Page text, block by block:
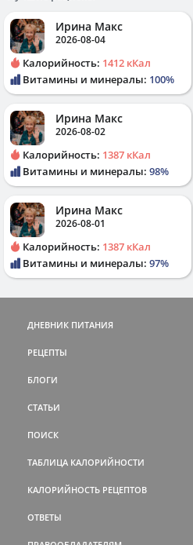
Ирина Макс
2026-08-04
Калорийность: 1412 кКал
Витамины и минералы: 100%
Ирина Макс
2026-08-02
Калорийность: 1387 кКал
Витамины и минералы: 98%
Ирина Макс
2026-08-01
Калорийность: 1387 кКал
Витамины и минералы: 97%
ДНЕВНИК ПИТАНИЯ
РЕЦЕПТЫ
БЛОГИ
СТАТЬИ
ПОИСК
ТАБЛИЦА КАЛОРИЙНОСТИ
КАЛОРИЙНОСТЬ РЕЦЕПТОВ
ОТВЕТЫ